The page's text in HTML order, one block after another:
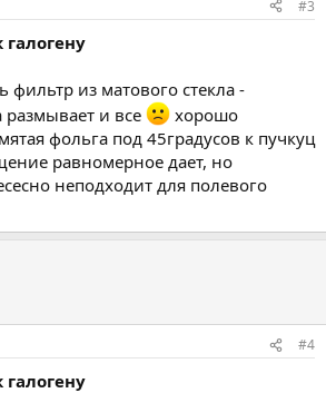
#3
галогену
фильтр из матового стекла -
размывает и все
хорошо
фольга под 45градусов к пучкуц
равномерное дает, но
неподходит для полевого
#4
галогену